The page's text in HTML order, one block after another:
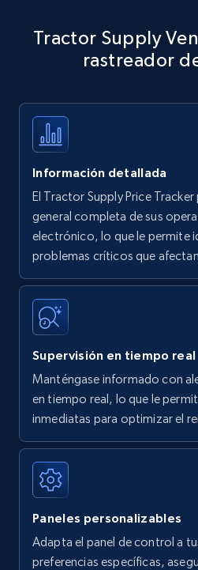
specific keywords
Title, Seller name, Brand,
35.4K+
Amazon products - find
upc numbers
Title, Seller name, Brand,
price, Currency, Availability,
35.4K+
Amazon Reviews
URL, Product name, Product
Author name, Asin, and more.
7.4K+ 872+
Tractor Supply
rastreador
Información detallada
El Tractor Supply Price
general completa de sus
electrónico, lo que le permite
problemas críticos que
Supervisión en tiempo real
Manténgase informado con
en tiempo real, lo que le
inmediatas para optimizar el
Paneles personalizables
Adapta el panel de control a
preferencias específicas,